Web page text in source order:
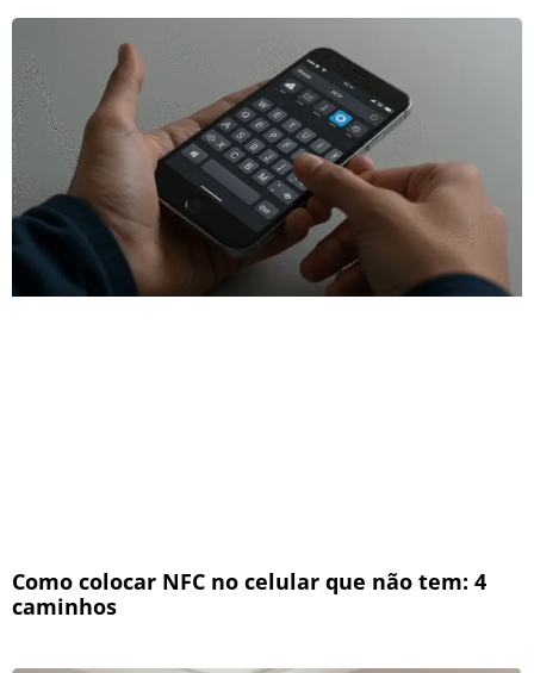
Como colocar NFC no celular que não tem: 4
caminhos